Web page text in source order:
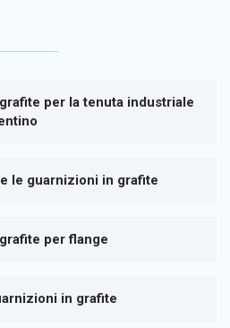
per la tenuta industriale
le guarnizioni in grafite
per flange
in grafite